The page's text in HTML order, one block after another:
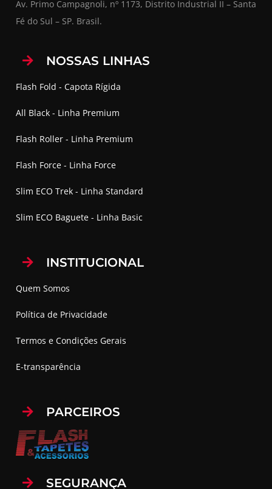
Av. Primo Campagnoli, nº 1173, Distrito Industrial II – Santa
Fé do Sul – SP. Brasil.
NOSSAS LINHAS
Flash Fold - Capota Rígida
All Black - Linha Premium
Flash Roller - Linha Premium
Flash Force - Linha Force
Slim ECO Trek - Linha Standard
Slim ECO Baguete - Linha Basic
INSTITUCIONAL
Quem Somos
Política de Privacidade
Termos e Condições Gerais
E-transparência
PARCEIROS
SEGURANÇA